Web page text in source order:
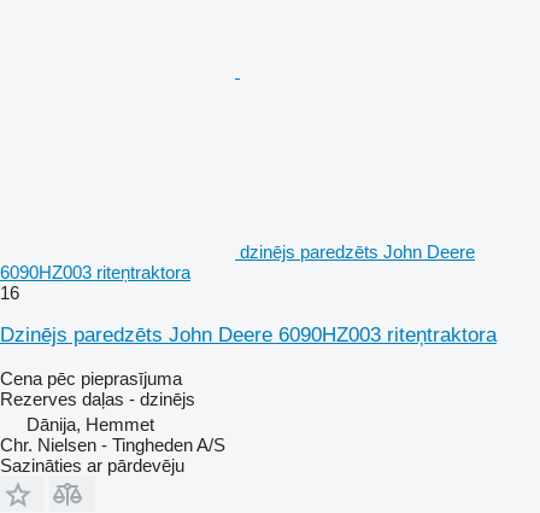
dzinējs paredzēts John Deere
6090HZ003 riteņtraktora
16
Dzinējs paredzēts John Deere 6090HZ003 riteņtraktora
Cena pēc pieprasījuma
Rezerves daļas - dzinējs
Dānija, Hemmet
Chr. Nielsen - Tingheden A/S
Sazināties ar pārdevēju